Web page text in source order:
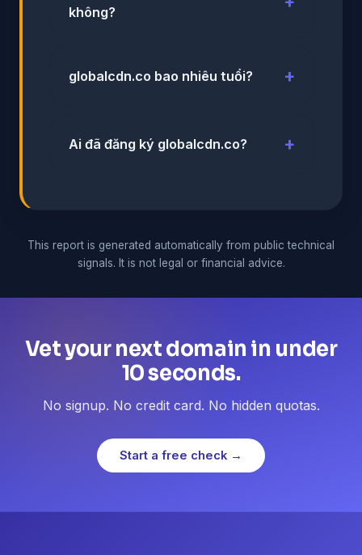
không?
globalcdn.co bao nhiêu tuổi?
Ai đã đăng ký globalcdn.co?
This report is generated automatically from public technical
signals. It is not legal or financial advice.
Vet your next domain in under
10 seconds.
No signup. No credit card. No hidden quotas.
Start a free check →